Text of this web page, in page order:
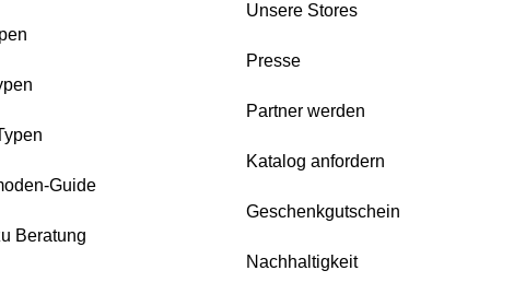
Guide
Beratung
Unsere Stores
Presse
Partner werden
Katalog anfordern
Geschenkgutschein
Nachhaltigkeit